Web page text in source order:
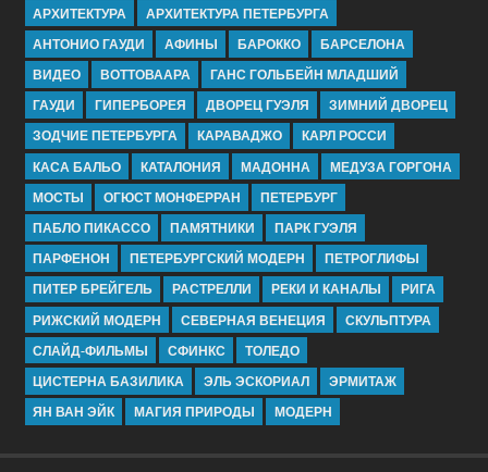
АРХИТЕКТУРА
АРХИТЕКТУРА ПЕТЕРБУРГА
АНТОНИО ГАУДИ
АФИНЫ БАРОККО
БАРСЕЛОНА
ВИДЕО
ВОТТОВААРА
ГАНС ГОЛЬБЕЙН МЛАДШИЙ
ГАУДИ
ГИПЕРБОРЕЯ ДВОРЕЦ ГУЭЛЯ
ЗИМНИЙ ДВОРЕЦ
ЗОДЧИЕ ПЕТЕРБУРГА
КАРАВАДЖО
КАРЛ РОССИ
КАСА БАЛЬО
КАТАЛОНИЯ МАДОННА
МЕДУЗА ГОРГОНА
МОСТЫ
ОГЮСТ МОНФЕРРАН
ПЕТЕРБУРГ
ПАБЛО ПИКАССО
ПАМЯТНИКИ
ПАРК ГУЭЛЯ
ПАРФЕНОН
ПЕТЕРБУРГСКИЙ МОДЕРН
ПЕТРОГЛИФЫ
ПИТЕР БРЕЙГЕЛЬ
РАСТРЕЛЛИ РЕКИ И КАНАЛЫ
РИГА
РИЖСКИЙ МОДЕРН
СЕВЕРНАЯ ВЕНЕЦИЯ
СКУЛЬПТУРА
СЛАЙД-ФИЛЬМЫ
СФИНКС
ТОЛЕДО
ЦИСТЕРНА БАЗИЛИКА
ЭЛЬ ЭСКОРИАЛ
ЭРМИТАЖ
ЯН ВАН ЭЙК
МАГИЯ ПРИРОДЫ МОДЕРН